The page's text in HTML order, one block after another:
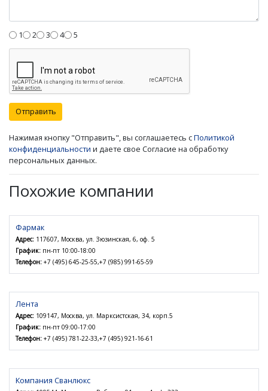
1 2 3 4 5
Отправить
Нажимая кнопку "Отправить", вы соглашаетесь сПолитикой
конфиденциальности и даете свое Согласие на обработку
персональных данных.
Похожие компании
Фармак
Адрес: 117607, Москва, ул. Зюзинская, 6, оф. 5
График: пн-пт 10:00-18:00
Телефон: +7 (495) 645-25-55,+7 (985) 991-65-59
Лента
Адрес: 109147, Москва, ул. Марксистская, 34, корп.5
График: пн-пт 09:00-17:00
Телефон: +7 (495) 781-22-33,+7 (495) 921-16-61
Компания Сванлюкс